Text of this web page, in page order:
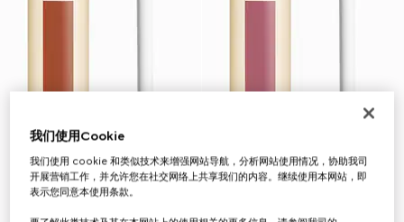
我们使用Cookie
我们使用 cookie 和类似技术来增强网站导航，分析网站使用情况，协助我司
开展营销工作，并允许您在社交网络上共享我们的内容。继续使用本网站，即
表示您同意本使用条款。